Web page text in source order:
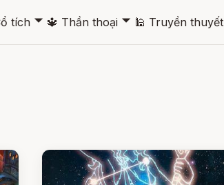
tích 🞃 🔱 Thần thoại 🞃 🕌 Truyền thuyết